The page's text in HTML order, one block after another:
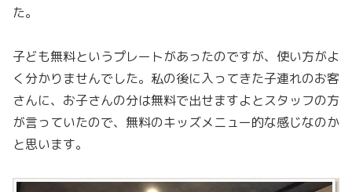
た。
子ども無料というプレートがあったのですが、使い方がよ
く分かりませんでした。私の後に入ってきた子連れのお客
さんに、お子さんの分は無料で出せますよとスタッフの方
が言っていたので、無料のキッズメニュー的な感じなのか
と思います。